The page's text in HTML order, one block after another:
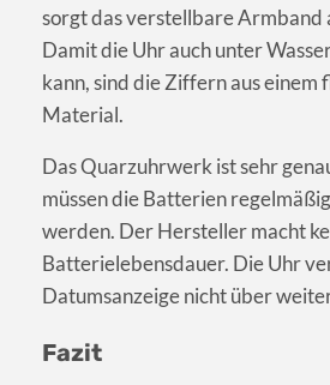
sorgt das verstellbare Armband
Damit die Uhr auch unter
kann, sind die Ziffern aus einem
Material.
Das Quarzuhrwerk ist sehr
müssen die Batterien
werden. Der Hersteller macht
Batterielebensdauer. Die Uhr
Datumsanzeige nicht über
Fazit